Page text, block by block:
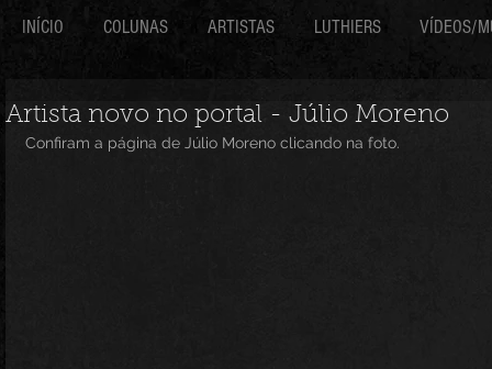
INÍCIO COLUNAS ARTISTAS LUTHIERS VÍDEOS/
Artista novo no portal - Júlio Moreno
Confiram a página de Júlio Moreno clicando na foto.